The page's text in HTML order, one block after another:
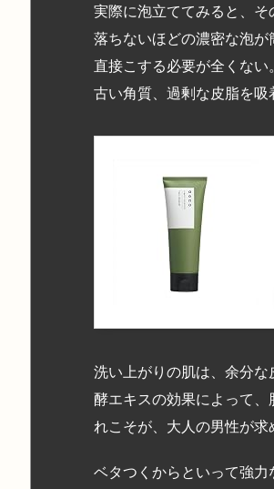
実際に泡立ててみると、
落ちないほどの濃密な泡
直接こする必要が全くない
古い角質、過剰な皮脂を吸
洗い上がりの肌は、余分
酵エキスの効果によって
れこそが、大人の男性が求
ベタつくからといって強力